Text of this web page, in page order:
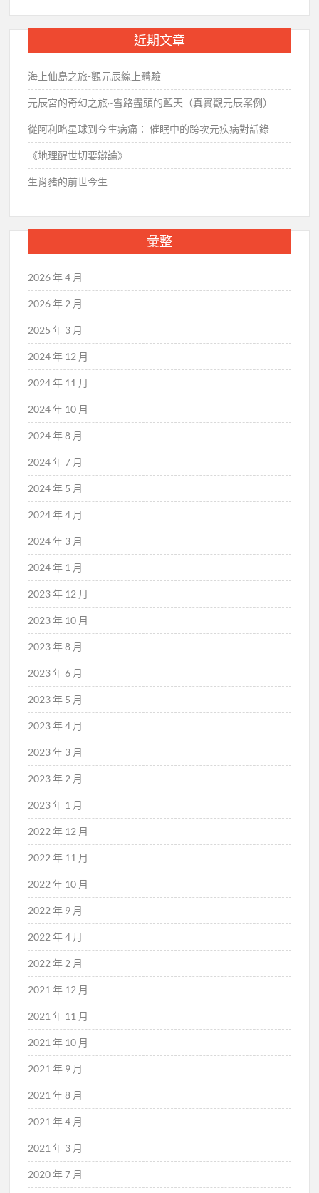
關
字:
近期文章
海上仙島之旅-觀元辰線上體驗
元辰宮的奇幻之旅~雪路盡頭的藍天（真實觀元辰案例）
從阿利略星球到今生病痛： 催眠中的跨次元疾病對話錄
《地理醒世切要辯論》
生肖豬的前世今生
彙整
2026 年 4 月
2026 年 2 月
2025 年 3 月
2024 年 12 月
2024 年 11 月
2024 年 10 月
2024 年 8 月
2024 年 7 月
2024 年 5 月
2024 年 4 月
2024 年 3 月
2024 年 1 月
2023 年 12 月
2023 年 10 月
2023 年 8 月
2023 年 6 月
2023 年 5 月
2023 年 4 月
2023 年 3 月
2023 年 2 月
2023 年 1 月
2022 年 12 月
2022 年 11 月
2022 年 10 月
2022 年 9 月
2022 年 4 月
2022 年 2 月
2021 年 12 月
2021 年 11 月
2021 年 10 月
2021 年 9 月
2021 年 8 月
2021 年 4 月
2021 年 3 月
2020 年 7 月